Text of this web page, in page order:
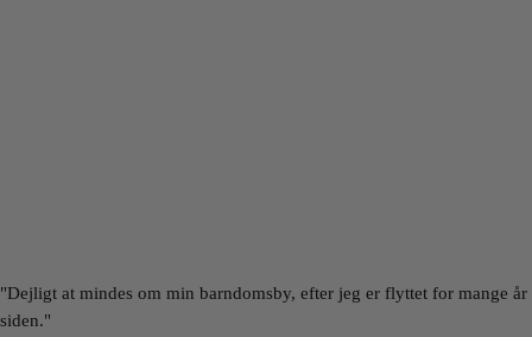
"Dejligt at mindes om min barndomsby, efter jeg er flyttet for mange år
siden."